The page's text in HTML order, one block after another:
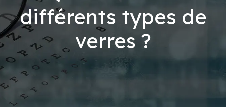
différents types de
verres ?